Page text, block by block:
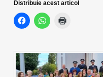
Distribuie acest articol